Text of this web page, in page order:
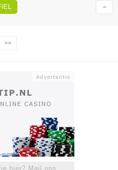
»»
hier? Mail ons